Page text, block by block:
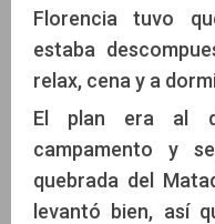
Florencia tuvo
estaba
relax, cena y a
El plan era al
campamento y
quebrada del
levantó bien, así